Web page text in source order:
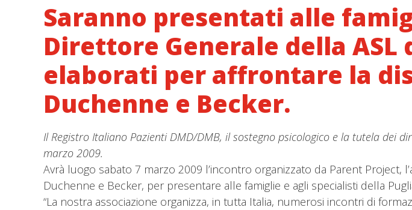
Saranno presentati alle
Direttore Generale della
elaborati per affrontare la
Duchenne e Becker.
Il Registro Italiano Pazienti DMD/DMB, il sostegno psicologico e la tutela dei
marzo 2009.
Avrà luogo sabato 7 marzo 2009 l’incontro organizzato da Parent Project,
Duchenne e Becker, per presentare alle famiglie e agli specialisti della
“La nostra associazione organizza, in tutta Italia, numerosi incontri di